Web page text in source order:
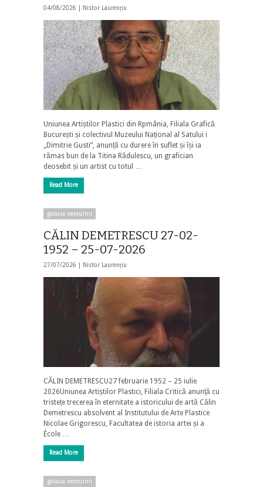
04/08/2026 | Nistor Laurențiu
Uniunea Artiștilor Plastici din Rpmânia, Filiala Grafică
București și colectivul Muzeului Național al Satului i
„Dimitrie Gusti”, anunță cu durere în suflet și își ia
rămas bun de la Titina Rădulescu, un grafician
deosebit și un artist cu totul …
Read More
galaxia nemuririi
CĂLIN DEMETRESCU 27-02-
1952 – 25-07-2026
27/07/2026 | Nistor Laurențiu
CĂLIN DEMETRESCU27 februarie 1952 – 25 iulie
2026Uniunea Artiștilor Plastici, Filiala Critică anunță cu
tristețe trecerea în eternitate a istoricului de artă Călin
Demetrescu absolvent al Institutului de Arte Plastice
Nicolae Grigorescu, Facultatea de istoria artei și a
École …
Read More
galaxia nemuririi